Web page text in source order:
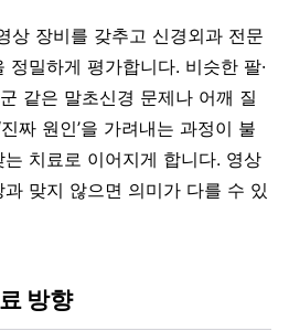
상 장비를 갖추고 신경외과 전문
밀하게 평가합니다. 비슷한 팔·
같은 말초신경 문제나 어깨 질
짜 원인’을 가려내는 과정이 불
치료로 이어지게 합니다. 영상
맞지 않으면 의미가 다를 수 있
방향